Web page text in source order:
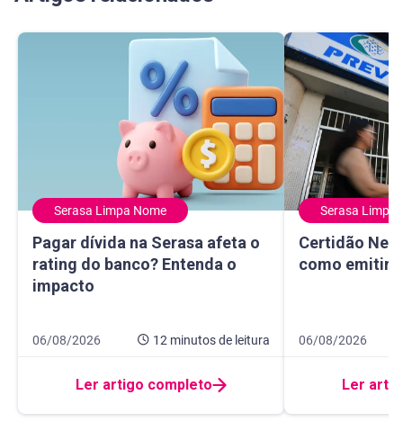
Serasa Limpa Nome
Pagar dívida na Serasa afeta o
rating do banco? Entenda o
impacto
Pagar dívida na Serasa afeta o rating do banco? Entenda
Data de publicação 6 de agosto de 2026
06/08/2026 12 minutosde leitura
12 minutos de leitura
Ler artigo completo
Serasa Limpa
Certidão
como emitir
Certidão
Data de
06/08/2026
8 minutos de
Ler